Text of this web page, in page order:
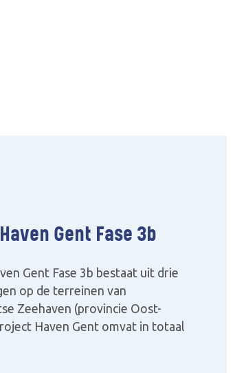
Haven Gent Fase 3b
Gent Fase 3b bestaat uit drie
op de terreinen van
Zeehaven (provincie Oost-
Haven Gent omvat in totaal